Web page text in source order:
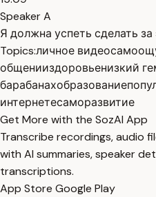
Speaker A
Я должна успеть сделать
Topics:личное видео
общенииздоровьенизкий
барабанахобразование
интернетесаморазвитие
Get More with the SozAI App
Transcribe recordings, audio
with AI summaries, speaker
transcriptions.
App Store Google Play